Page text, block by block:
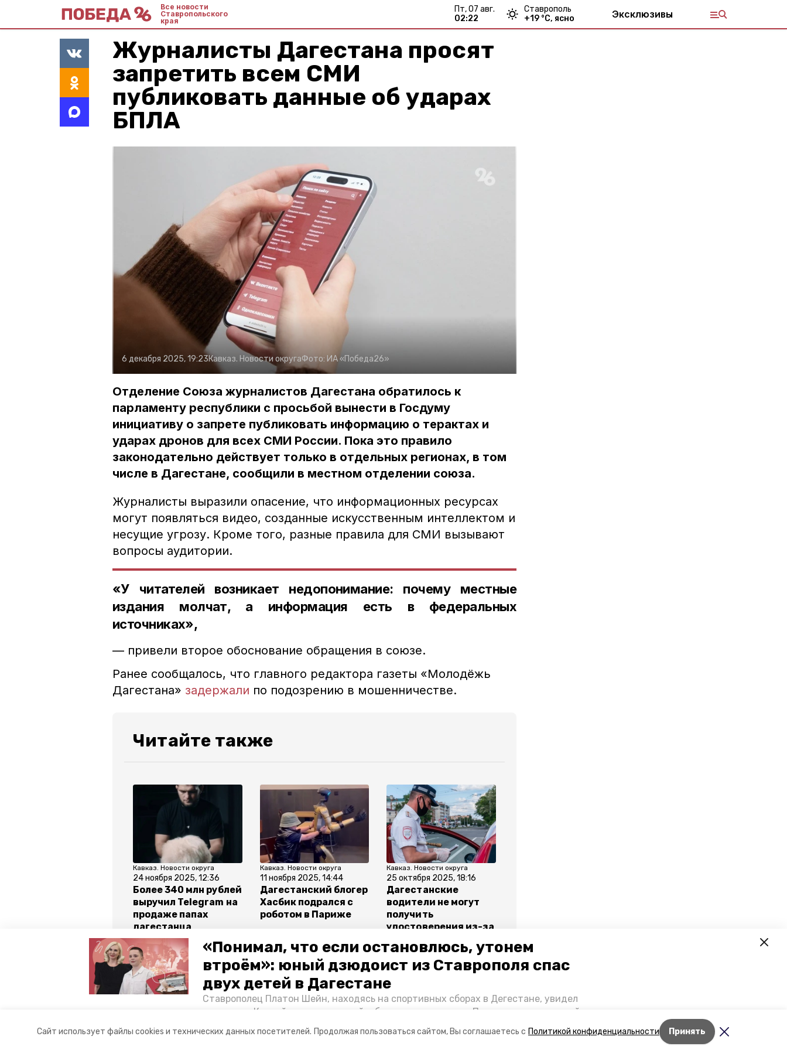
Сайт использует файлы cookies и технических данных посетителей. Продолжая пользоваться сайтом, Вы соглашаетесь с Политикой конфиденциальности Принять
«Понимал, что если остановлюсь, утонем
втроём»: юный дзюдоист из Ставрополя спас
двух детей в Дагестане
Ставрополец Платон Шейн, находясь на спортивных сборах в Дегестане, увидел
тонущих в Каспийском море детей и бросился на помощь. По возвращении домой,
Корреспондент «Победы26» пообщался с юным героем.
Все новости
Ставропольского
края
пт, 07 авг.
02:22
Ставрополь
+19 °С, ясно Эксклюзивы
Лента новостей
Журналисты Дагестана просят
запретить всем СМИ
публиковать данные об ударах
БПЛА
6 декабря 2025, 19:23Кавказ. Новости округаФото: ИА «Победа26»
Отделение Союза журналистов Дагестана обратилось к
парламенту республики с просьбой вынести в Госдуму
инициативу о запрете публиковать информацию о терактах и
ударах дронов для всех СМИ России. Пока это правило
законодательно действует только в отдельных регионах, в том
числе в Дагестане, сообщили в местном отделении союза.
Журналисты выразили опасение, что информационных ресурсах
могут появляться видео, созданные искусственным интеллектом и
несущие угрозу. Кроме того, разные правила для СМИ вызывают
вопросы аудитории.
«У читателей возникает недопонимание: почему местные
издания молчат, а информация есть в федеральных
источниках»,
— привели второе обоснование обращения в союзе.
Ранее сообщалось, что главного редактора газеты «Молодёжь
Дагестана» задержали по подозрению в мошенничестве.
Читайте также
Кавказ. Новости округа
24 ноября 2025, 12:36
Более 340 млн рублей
выручил Telegram на
продаже папах
дагестанца
Нурмагомедова
Кавказ. Новости округа
11 ноября 2025, 14:44
Дагестанский блогер
Хасбик подрался с
роботом в Париже
Кавказ. Новости округа
25 октября 2025, 18:16
Дагестанские
водители не могут
получить
удостоверения из-за
Все новости
сми